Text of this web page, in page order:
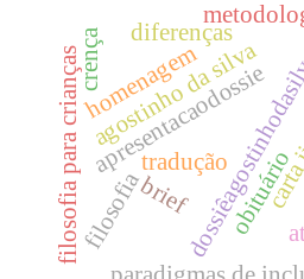
apresentacaodossie
tradução
brief
agostinho da silva
obituário
homenagem
diferenças
filosofia
filosofia para criançascrença